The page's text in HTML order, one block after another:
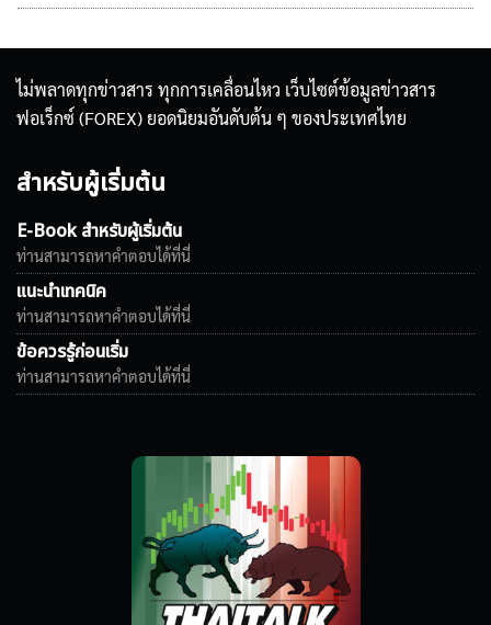
ไม่พลาดทุกข่าวสาร ทุกการเคลื่อนไหว เว็บไซต์ข้อมูลข่าวสาร
ฟอเร็กซ์ (FOREX) ยอดนิยมอันดับต้น ๆ ของประเทศไทย
สำหรับผู้เริ่มต้น
E-Book สำหรับผู้เริ่มต้น
ท่านสามารถหาคำตอบได้ที่นี่
แนะนำเทคนิค
ท่านสามารถหาคำตอบได้ที่นี่
ข้อควรรู้ก่อนเริ่ม
ท่านสามารถหาคำตอบได้ที่นี่